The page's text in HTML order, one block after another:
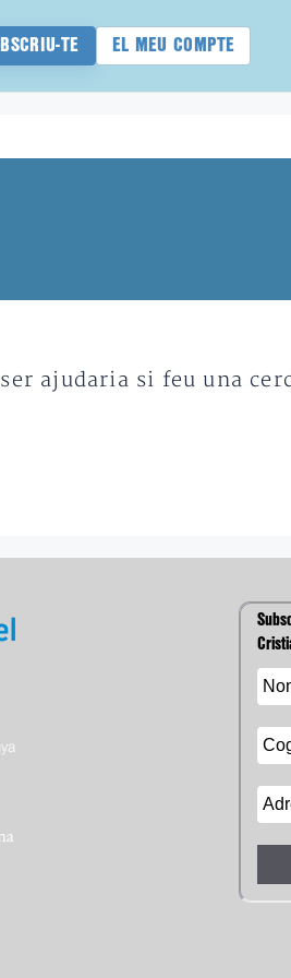
TE EL MEU COMPTE
ajudaria si feu una